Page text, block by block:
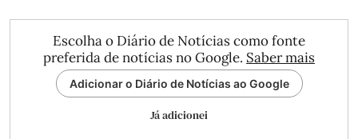
Escolha o Diário de Notícias como fonte
preferida de notícias no Google. Saber mais
Adicionar o Diário de Notícias ao Google
Já adicionei